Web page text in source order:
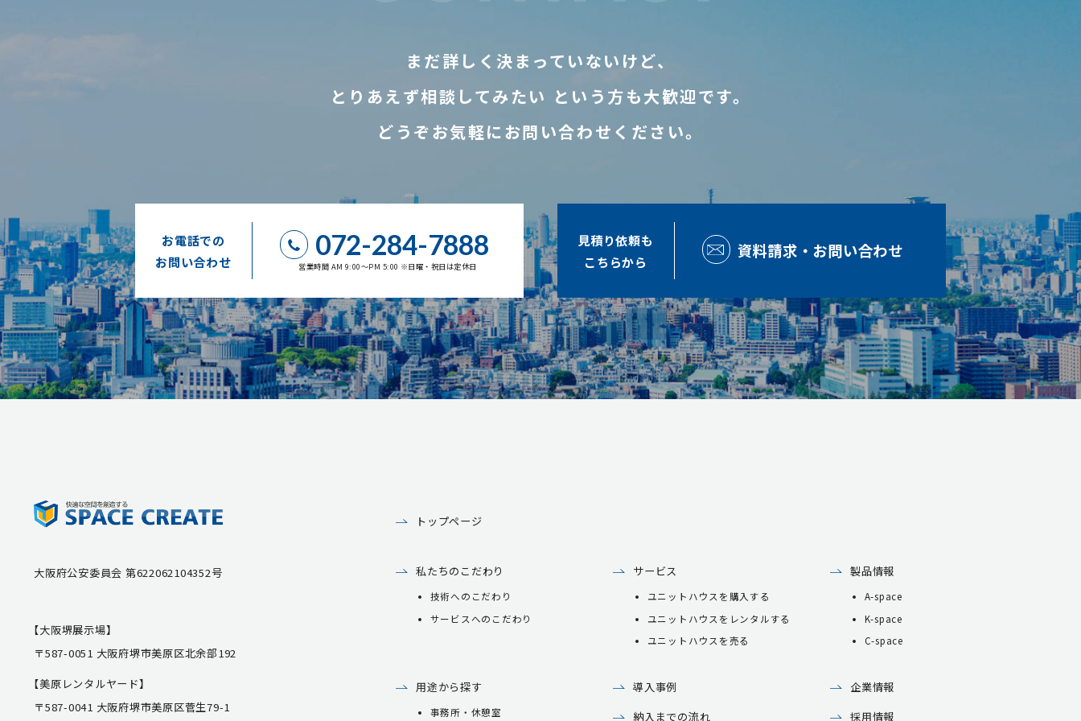
まだ詳しく決まっていないけど、
とりあえず相談してみたい という方も大歓迎です。
どうぞお気軽にお問い合わせください。
お電話での
お問い合わせ
072-284-7888
営業時間 AM 9:00～PM 5:00 ※日曜・祝日は定休日
見積り依頼も
こちらから
資料請求・お問い合わせ
大阪府公安委員会 第622062104352号
【大阪堺展示場】
〒587-0051 大阪府堺市美原区北余部192
【美原レンタルヤード】
〒587-0041 大阪府堺市美原区菅生79-1
トップページ
私たちのこだわり
技術へのこだわり
サービスへのこだわり
サービス
ユニットハウスを購入する
ユニットハウスをレンタルする
ユニットハウスを売る
製品情報
A-space
K-space
C-space
用途から探す
事務所・休憩室
導入事例
納入までの流れ
企業情報
採用情報